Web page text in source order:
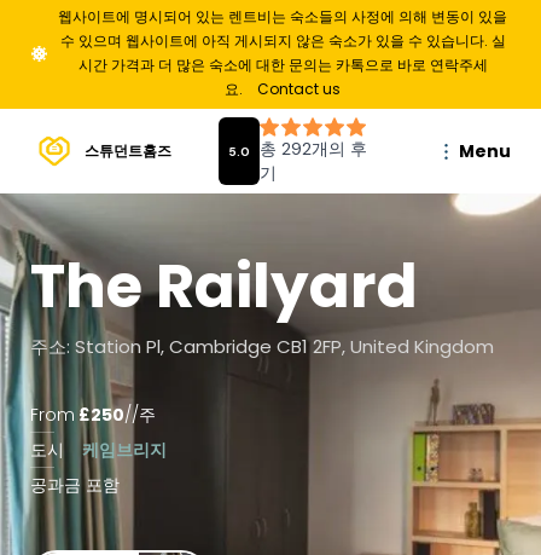
웹사이트에 명시되어 있는 렌트비는 숙소들의 사정에 의해 변동이 있을
수 있으며 웹사이트에 아직 게시되지 않은 숙소가 있을 수 있습니다. 실
시간 가격과 더 많은 숙소에 대한 문의는 카톡으로 바로 연락주세
요.
Contact us
스튜던트홈즈 Menu
The Railyard
주소: Station Pl, Cambridge CB1 2FP, United Kingdom
From £250//주
도시
케임브리지
공과금 포함